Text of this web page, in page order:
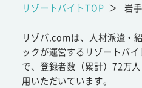
リゾートバイトTOP ＞ 岩
リゾバ.comは、人材派遣・
ックが運営するリゾートバ
で、登録者数（累計）72万
用いただいています。